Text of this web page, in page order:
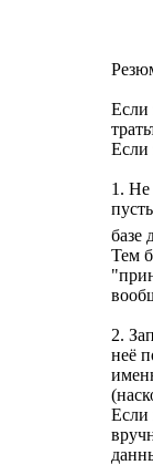
Если
Если
1. Не
базе
Тем
2.
неё
Если